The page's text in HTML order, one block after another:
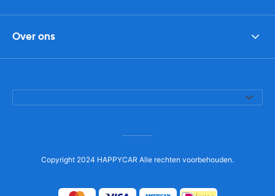
Over ons
Copyright 2024 HAPPYCAR Alle rechten voorbehouden.